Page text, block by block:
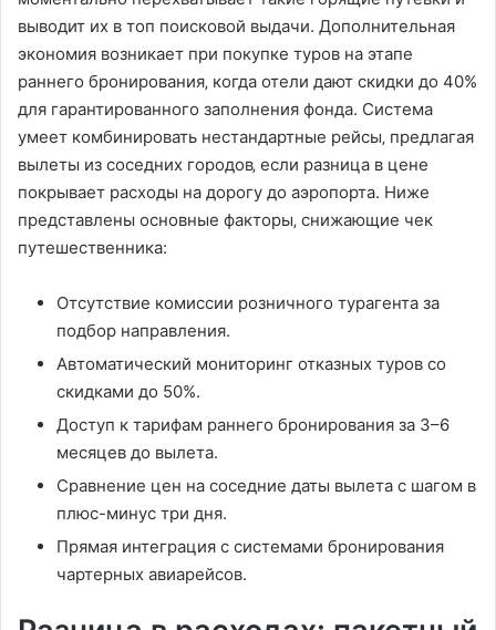
выводит их в топ поисковой выдачи. Дополнительная
экономия возникает при покупке туров на этапе
раннего бронирования‚ когда отели дают скидки до 40%
для гарантированного заполнения фонда. Система
умеет комбинировать нестандартные рейсы‚ предлагая
вылеты из соседних городов‚ если разница в цене
покрывает расходы на дорогу до аэропорта. Ниже
представлены основные факторы‚ снижающие чек
путешественника:
Отсутствие комиссии розничного турагента за
подбор направления.
Автоматический мониторинг отказных туров со
скидками до 50%.
Доступ к тарифам раннего бронирования за 3–6
месяцев до вылета.
Сравнение цен на соседние даты вылета с шагом в
плюс-минус три дня.
Прямая интеграция с системами бронирования
чартерных авиарейсов.